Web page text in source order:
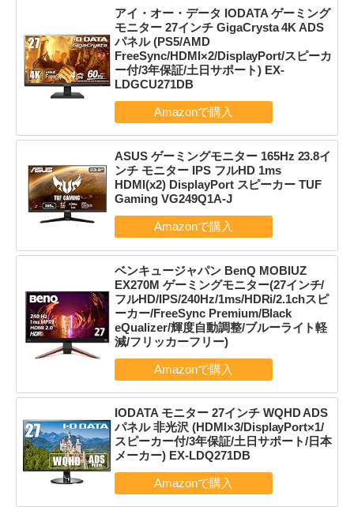
アイ・オー・データ IODATA ゲーミング
モニター 27インチ GigaCrysta 4K ADS
パネル (PS5/AMD
FreeSync/HDMI×2/DisplayPort/スピーカ
ー付/3年保証/土日サポート) EX-
LDGCU271DB
ASUS ゲーミングモニター 165Hz 23.8イ
ンチ モニター IPS フルHD 1ms
HDMI(x2) DisplayPort スピーカー TUF
Gaming VG249Q1A-J
ベンキュージャパン BenQ MOBIUZ
EX270M ゲーミングモニター(27インチ/
フルHD/IPS/240Hz/1ms/HDRi/2.1chスピ
ーカー/FreeSync Premium/Black
eQualizer/輝度自動調整/ブルーライト軽
減/フリッカーフリー)
IODATA モニター 27インチ WQHD ADS
パネル 非光沢 (HDMI×3/DisplayPort×1/
スピーカー付/3年保証/土日サポート/日本
メーカー) EX-LDQ271DB